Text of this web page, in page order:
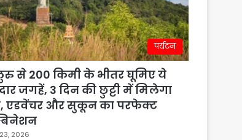
पर्यटन
से 200 किमी के भीतर घूमिए ये
जगहें, 3 दिन की छुट्टी में मिलेगा
एडवेंचर और सुकून का परफेक्ट
2026